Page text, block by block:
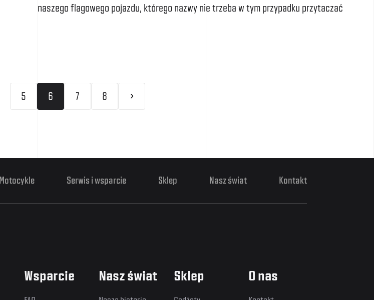
naszego flagowego pojazdu, którego nazwy nie trzeba w tym przypadku przytaczać
5 6 7 8 ›
Motocykle Serwis i wsparcie Sklep Nasz świat Kontakt
Wsparcie Nasz świat Sklep O nas